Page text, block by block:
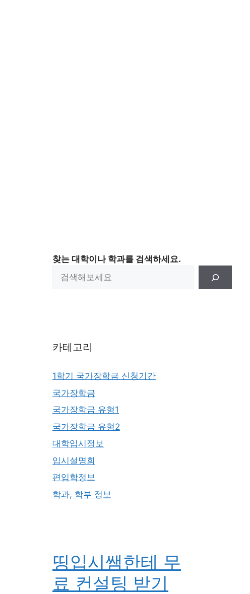
찾는 대학이나 학과를 검색하세요.
카테고리
1학기 국가장학금 신청기간
국가장학금
국가장학금 유형1
국가장학금 유형2
대학입시정보
입시설명회
편입학정보
학과, 학부 정보
띵입시쌤한테 무
료 컨설팅 받기